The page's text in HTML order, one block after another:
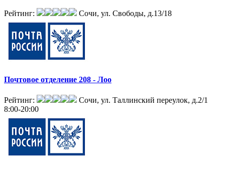
Рейтинг: Сочи, ул. Свободы, д.13/18
Почтовое отделение 208 - Лоо
Рейтинг:
Сочи, ул. Таллинский переулок, д.2/1
8:00-20:00